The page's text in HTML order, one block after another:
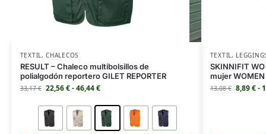
TEXTIL,CHALECOS
RESULT – Chaleco multibolsillos de
polialgodón reportero GILET REPORTER
33,17€ 22,56€-46,44€
TEXTIL,
SKINNIFIT
mujer
13,08€ 8,89€-